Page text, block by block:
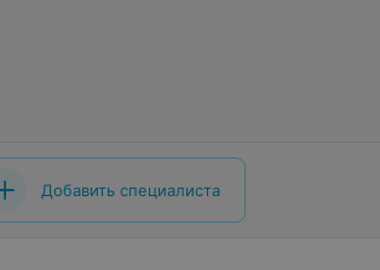
Добавить специалиста